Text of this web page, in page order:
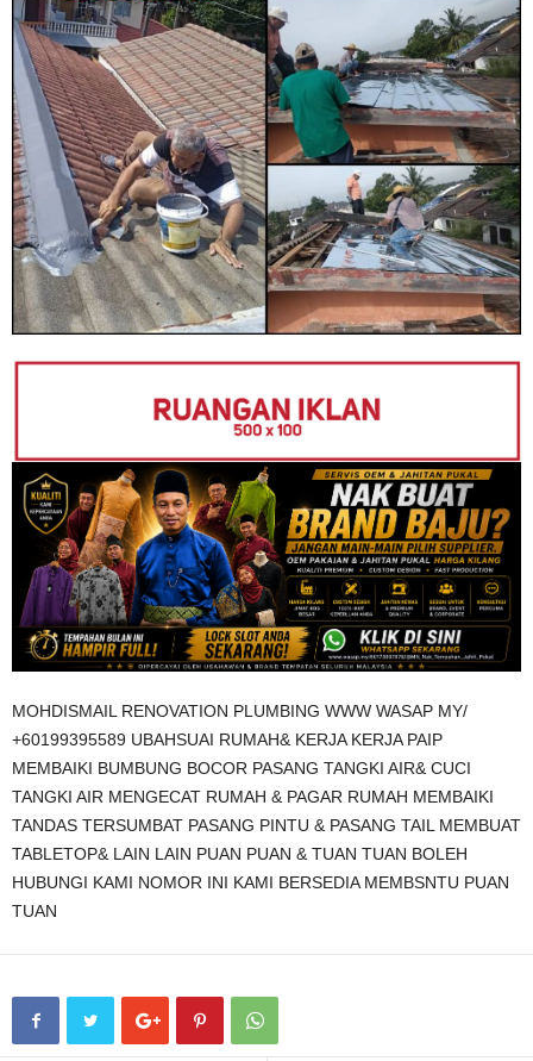
MOHDISMAIL RENOVATION PLUMBING WWW WASAP MY/
+60199395589 UBAHSUAI RUMAH& KERJA KERJA PAIP
MEMBAIKI BUMBUNG BOCOR PASANG TANGKI AIR& CUCI
TANGKI AIR MENGECAT RUMAH & PAGAR RUMAH MEMBAIKI
TANDAS TERSUMBAT PASANG PINTU & PASANG TAIL MEMBUAT
TABLETOP& LAIN LAIN PUAN PUAN & TUAN TUAN BOLEH
HUBUNGI KAMI NOMOR INI KAMI BERSEDIA MEMBSNTU PUAN
TUAN